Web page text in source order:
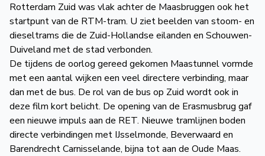
Rotterdam Zuid was vlak achter de Maasbruggen ook het
startpunt van de RTM-tram. U ziet beelden van stoom- en
dieseltrams die de Zuid-Hollandse eilanden en Schouwen-
Duiveland met de stad verbonden.
De tijdens de oorlog gereed gekomen Maastunnel vormde
met een aantal wijken een veel directere verbinding, maar
dan met de bus. De rol van de bus op Zuid wordt ook in
deze film kort belicht. De opening van de Erasmusbrug gaf
een nieuwe impuls aan de RET. Nieuwe tramlijnen boden
directe verbindingen met IJsselmonde, Beverwaard en
Barendrecht Carnisselande, bijna tot aan de Oude Maas.